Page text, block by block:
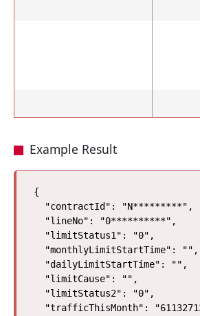
Example Result
{
  "contractId": "N*********",
  "lineNo": "0**********",
  "limitStatus1": "0",
  "monthlyLimitStartTime": "",
  "dailyLimitStartTime": "",
  "limitCause": "",
  "limitStatus2": "0",
"trafficThisMonth":